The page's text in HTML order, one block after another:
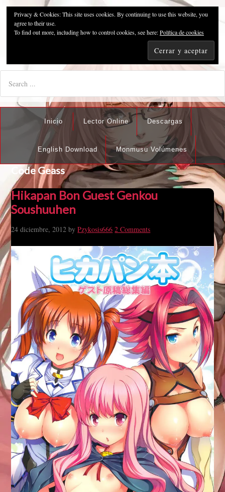
Pzykosis666HFansub
"I'm the best there is at what I do, but what I do best isn't very
Inicio Lector Online Descargas
English Download Monmusu Volúmenes
Code Geass
Hikapan Bon Guest Genkou
Soushuuhen
24 diciembre, 2012 byPzykosis666 2 Comments
Privacy & Cookies: This site uses cookies. By continuing to use this website, you
agree to their use.
To find out more, including how to control cookies, see here:Política de cookies